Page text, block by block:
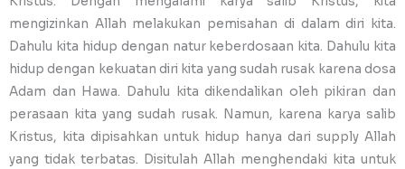
mengizinkan Allah melakukan pemisahan di dalam diri kita.
Dahulu kita hidup dengan natur keberdosaan kita. Dahulu kita
hidup dengan kekuatan diri kita yang sudah rusak karena dosa
Adam dan Hawa. Dahulu kita dikendalikan oleh pikiran dan
perasaan kita yang sudah rusak. Namun, karena karya salib
Kristus, kita dipisahkan untuk hidup hanya dari supply Allah
yang tidak terbatas. Disitulah Allah menghendaki kita untuk